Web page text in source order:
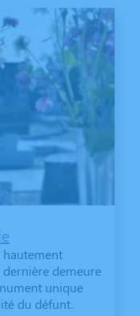
demeure
unique
du défunt.